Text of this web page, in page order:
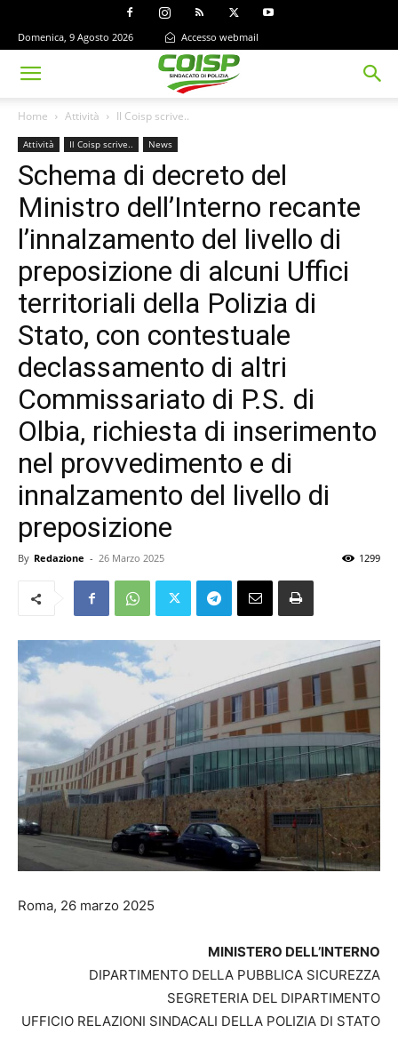
Domenica, 9 Agosto 2026 Accesso webmail
Home Attività Il Coisp scrive..
Attività Il Coisp scrive.. News
Schema di decreto del
Ministro dell’Interno recante
l’innalzamento del livello di
preposizione di alcuni Uffici
territoriali della Polizia di
Stato, con contestuale
declassamento di altri
Commissariato di P.S. di
Olbia, richiesta di inserimento
nel provvedimento e di
innalzamento del livello di
preposizione
By Redazione - 26 Marzo 2025 1299
Roma, 26 marzo 2025
MINISTERO DELL’INTERNO
DIPARTIMENTO DELLA PUBBLICA SICUREZZA
SEGRETERIA DEL DIPARTIMENTO
UFFICIO RELAZIONI SINDACALI DELLA POLIZIA DI STATO